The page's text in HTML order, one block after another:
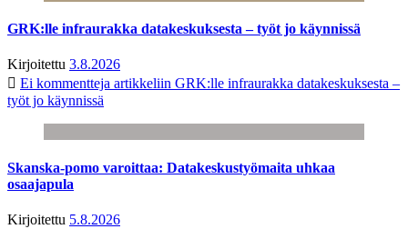
GRK:lle infraurakka datakeskuksesta – työt jo käynnissä
Kirjoitettu 3.8.2026
Ei kommentteja artikkeliin GRK:lle infraurakka datakeskuksesta –
työt jo käynnissä
Skanska-pomo varoittaa: Datakeskustyömaita uhkaa
osaajapula
Kirjoitettu 5.8.2026